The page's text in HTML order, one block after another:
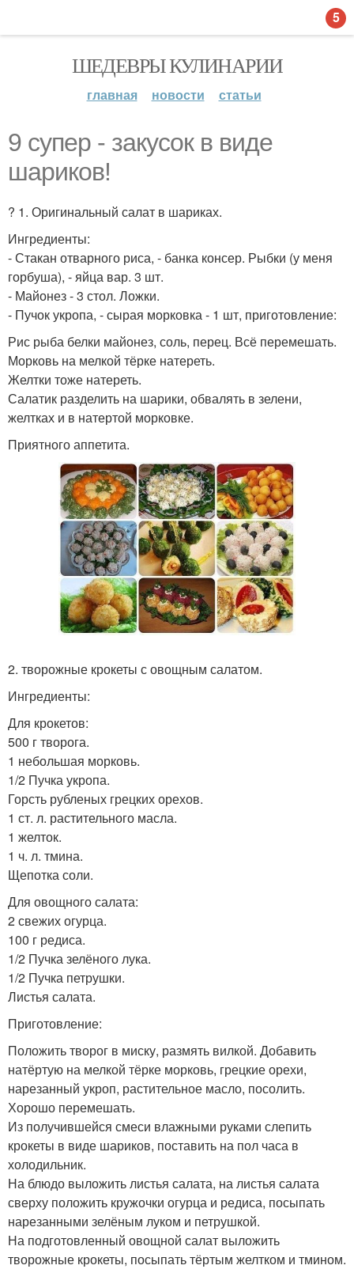
ШЕДЕВРЫ КУЛИНАРИИ
главная новости статьи
9 супер - закусок в виде
шариков!
? 1. Оригинальный салат в шариках.
Ингредиенты:
- Стакан отварного риса, - банка консер. Рыбки (у меня
горбуша), - яйца вар. 3 шт.
- Майонез - 3 стол. Ложки.
- Пучок укропа, - сырая морковка - 1 шт, приготовление:
Рис рыба белки майонез, соль, перец. Всё перемешать.
Морковь на мелкой тёрке натереть.
Желтки тоже натереть.
Салатик разделить на шарики, обвалять в зелени,
желтках и в натертой морковке.
Приятного аппетита.
2. творожные крокеты с овощным салатом.
Ингредиенты:
Для крокетов:
500 г творога.
1 небольшая морковь.
1/2 Пучка укропа.
Горсть рубленых грецких орехов.
1 ст. л. растительного масла.
1 желток.
1 ч. л. тмина.
Щепотка соли.
Для овощного салата:
2 свежих огурца.
100 г редиса.
1/2 Пучка зелёного лука.
1/2 Пучка петрушки.
Листья салата.
Приготовление:
Положить творог в миску, размять вилкой. Добавить
натёртую на мелкой тёрке морковь, грецкие орехи,
нарезанный укроп, растительное масло, посолить.
Хорошо перемешать.
Из получившейся смеси влажными руками слепить
крокеты в виде шариков, поставить на пол часа в
холодильник.
На блюдо выложить листья салата, на листья салата
сверху положить кружочки огурца и редиса, посыпать
нарезанными зелёным луком и петрушкой.
На подготовленный овощной салат выложить
творожные крокеты, посыпать тёртым желтком и тмином.
5